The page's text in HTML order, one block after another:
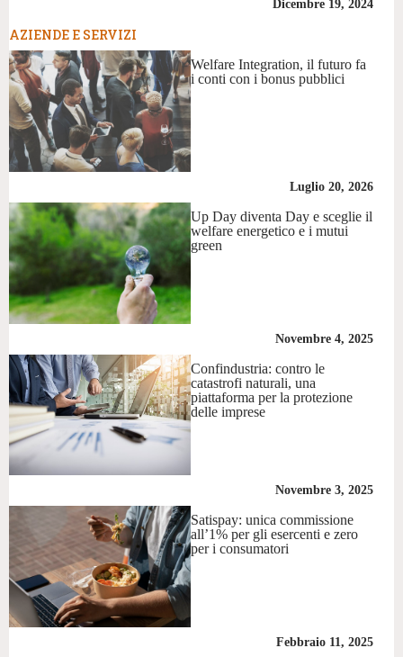
Dicembre 19, 2024
AZIENDE E SERVIZI
Welfare Integration, il futuro fa
i conti con i bonus pubblici
Luglio 20, 2026
Up Day diventa Day e sceglie il
welfare energetico e i mutui
green
Novembre 4, 2025
Confindustria: contro le
catastrofi naturali, una
piattaforma per la protezione
delle imprese
Novembre 3, 2025
Satispay: unica commissione
all’1% per gli esercenti e zero
per i consumatori
Febbraio 11, 2025